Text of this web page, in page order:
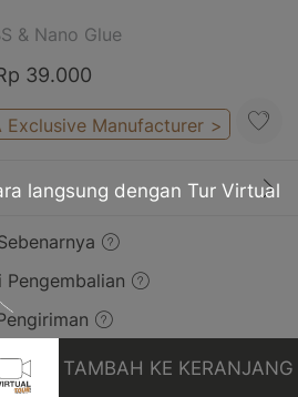
& Nano Glue
39.000
Exclusive Manufacturer >
Pengembalian
TAMBAH KE KERANJANG
langsung dengan Tur Virtual